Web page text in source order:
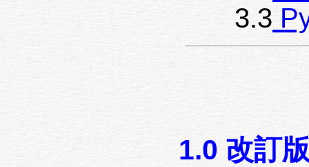
3.3
1.0 改訂